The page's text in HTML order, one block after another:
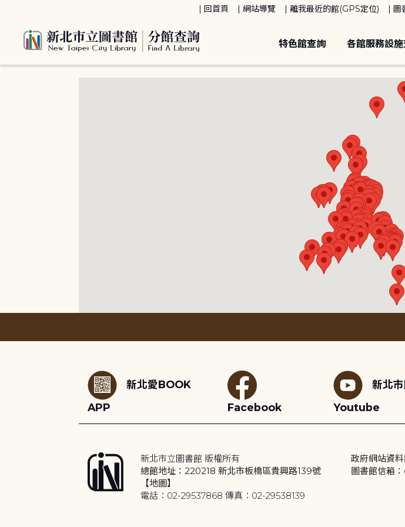
回首頁 網站導覽 離我最近的館(GPS定位) 圖
特色館查詢 各館服務設
新北愛BOOK
APP
Facebook
新北
Youtube
新北市立圖書館 版權所有
總館地址：220218 新北市板橋區貴興路139號
【地圖】
電話：02-29537868 傳真：02-29538139
政府網站資
圖書館信箱